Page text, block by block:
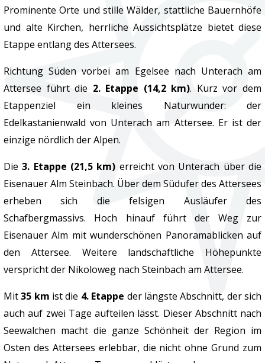
Prominente Orte und stille Wälder, stattliche Bauernhöfe
und alte Kirchen, herrliche Aussichtsplätze bietet diese
Etappe entlang des Attersees.
Richtung Süden vorbei am Egelsee nach Unterach am
Attersee führt die 2. Etappe (14,2 km). Kurz vor dem
Etappenziel ein kleines Naturwunder: der
Edelkastanienwald von Unterach am Attersee. Er ist der
einzige nördlich der Alpen.
Die3. Etappe (21,5 km) erreicht von Unterach über die
Eisenauer Alm Steinbach. Über dem Südufer des Attersees
erheben sich die felsigen Ausläufer des
Schafbergmassivs. Hoch hinauf führt der Weg zur
Eisenauer Alm mit wunderschönen Panoramablicken auf
den Attersee. Weitere landschaftliche Höhepunkte
verspricht der Nikoloweg nach Steinbach am Attersee.
Mit35 km ist die 4. Etappe der längste Abschnitt, der sich
auch auf zwei Tage aufteilen lässt. Dieser Abschnitt nach
Seewalchen macht die ganze Schönheit der Region im
Osten des Attersees erlebbar, die nicht ohne Grund zum